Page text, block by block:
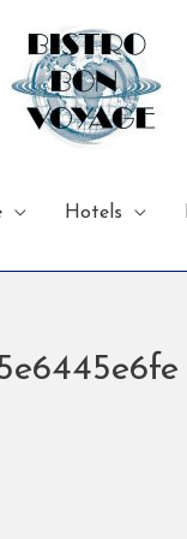
Hotels